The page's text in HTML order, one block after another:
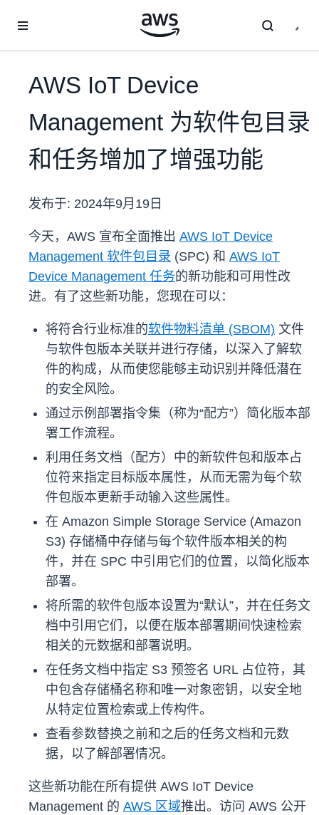
AWS IoT Device
Management 为软件包目录
和任务增加了增强功能
发布于: 2024年9月19日
今天，AWS 宣布全面推出 AWS IoT Device
Management 软件包目录 (SPC) 和 AWS IoT
Device Management 任务的新功能和可用性改
进。有了这些新功能，您现在可以：
将符合行业标准的软件物料清单 (SBOM) 文件
与软件包版本关联并进行存储，以深入了解软
件的构成，从而使您能够主动识别并降低潜在
的安全风险。
通过示例部署指令集（称为“配方”）简化版本部
署工作流程。
利用任务文档（配方）中的新软件包和版本占
位符来指定目标版本属性，从而无需为每个软
件包版本更新手动输入这些属性。
在 Amazon Simple Storage Service (Amazon
S3) 存储桶中存储与每个软件版本相关的构
件，并在 SPC 中引用它们的位置，以简化版本
部署。
将所需的软件包版本设置为“默认”，并在任务文
档中引用它们，以便在版本部署期间快速检索
相关的元数据和部署说明。
在任务文档中指定 S3 预签名 URL 占位符，其
中包含存储桶名称和唯一对象密钥，以安全地
从特定位置检索或上传构件。
查看参数替换之前和之后的任务文档和元数
据，以了解部署情况。
这些新功能在所有提供 AWS IoT Device
Management 的 AWS 区域推出。访问 AWS 公开